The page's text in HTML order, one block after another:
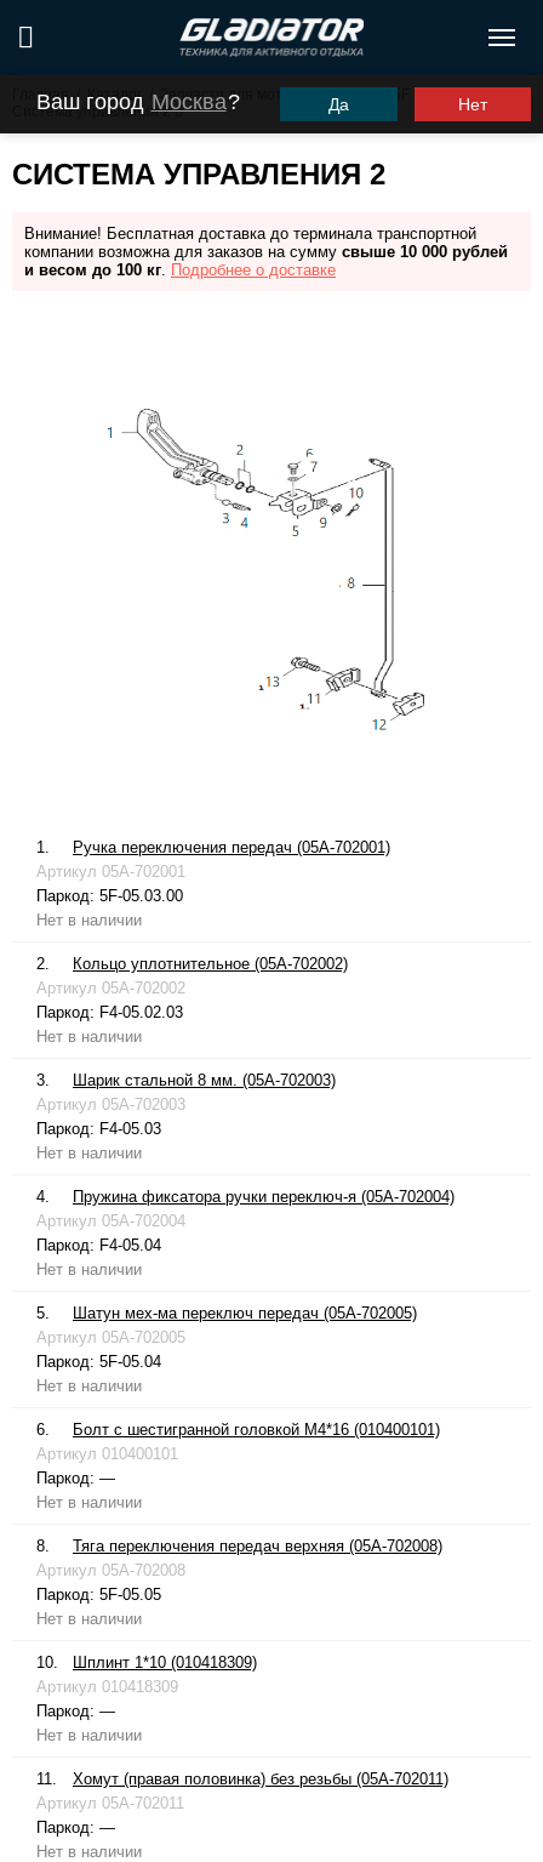
Ваш город Москва? Да Нет
Главная / Каталог Запчасти для моторов ПЛМ
Система управления 2
СИСТЕМА УПРАВЛЕНИЯ 2
Внимание! Бесплатная доставка до терминала транспортной
компании возможна для заказов на сумму свыше 10 000 рублей
и весом до 100 кг. Подробнее о доставке
1.
Ручка переключения передач (05A-702001)
Артикул 05A-702001
Паркод: 5F-05.03.00
Нет в наличии
2.
Кольцо уплотнительное (05A-702002)
Артикул 05A-702002
Паркод: F4-05.02.03
Нет в наличии
3.
Шарик стальной 8 мм. (05A-702003)
Артикул 05A-702003
Паркод: F4-05.03
Нет в наличии
4.
Пружина фиксатора ручки переключ-я (05A-702004)
Артикул 05A-702004
Паркод: F4-05.04
Нет в наличии
5.
Шатун мех-ма переключ передач (05A-702005)
Артикул 05A-702005
Паркод: 5F-05.04
Нет в наличии
6.
Болт с шестигранной головкой М4*16 (010400101)
Артикул 010400101
Паркод: —
Нет в наличии
8.
Тяга переключения передач верхняя (05A-702008)
Артикул 05A-702008
Паркод: 5F-05.05
Нет в наличии
10.
Шплинт 1*10 (010418309)
Артикул 010418309
Паркод: —
Нет в наличии
11.
Хомут (правая половинка) без резьбы (05A-702011)
Артикул 05A-702011
Паркод: —
Нет в наличии